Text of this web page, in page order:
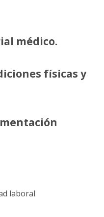
médico.
físicas y